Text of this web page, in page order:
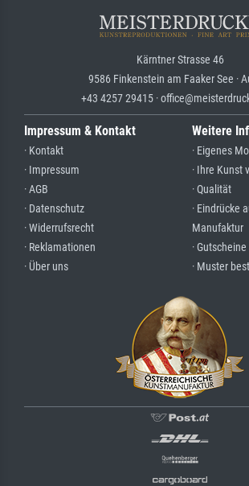
Kärntner Strasse 46
9586 Finkenstein am Faaker See ·
+43 4257 29415 ·
Impressum & Kontakt
· Kontakt
· Impressum
· AGB
· Datenschutz
· Widerrufsrecht
· Reklamationen
· Über uns
Weitere
· Eigenes
· Ihre Kunst
· Qualität
· Eindrücke
Manufaktur
· Gutscheine
· Muster